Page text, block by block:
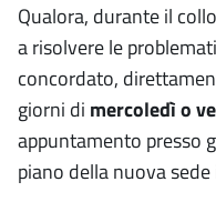
Qualora, durante il
a risolvere le
concordato,
giorni di mercoledì o
appuntamento presso
piano della nuova